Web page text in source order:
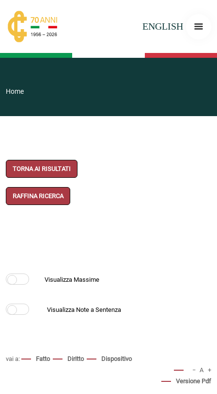
ENGLISH
Home
TORNA AI RISULTATI
RAFFINA RICERCA
vai a: Fatto Diritto
Dispositivo
− A +
Versione Pdf